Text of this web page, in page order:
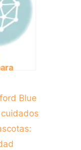
Blue